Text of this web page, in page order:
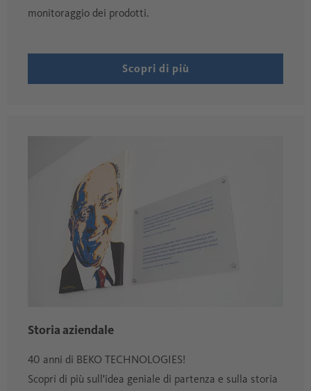
monitoraggio dei prodotti.
Scopri di più
Storia aziendale
40 anni di BEKO TECHNOLOGIES!
Scopri di più sull'idea geniale di partenza e sulla storia